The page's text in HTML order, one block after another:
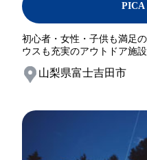
PICA
初心者・女性・子供も満足
ウスも充実のアウトドア施設
山梨県富士吉田市